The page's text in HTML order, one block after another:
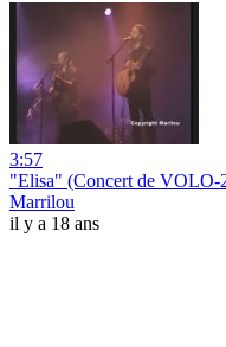
3:57
"Elisa" (Concert de
Marrilou
il y a 18 ans